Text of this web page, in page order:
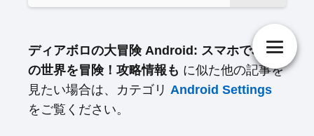
ディアボロの大冒険 Android: スマホでJOJO
の世界を冒険！攻略情報も に似た他の記事を
見たい場合は、カテゴリ Android Settings
をご覧ください。